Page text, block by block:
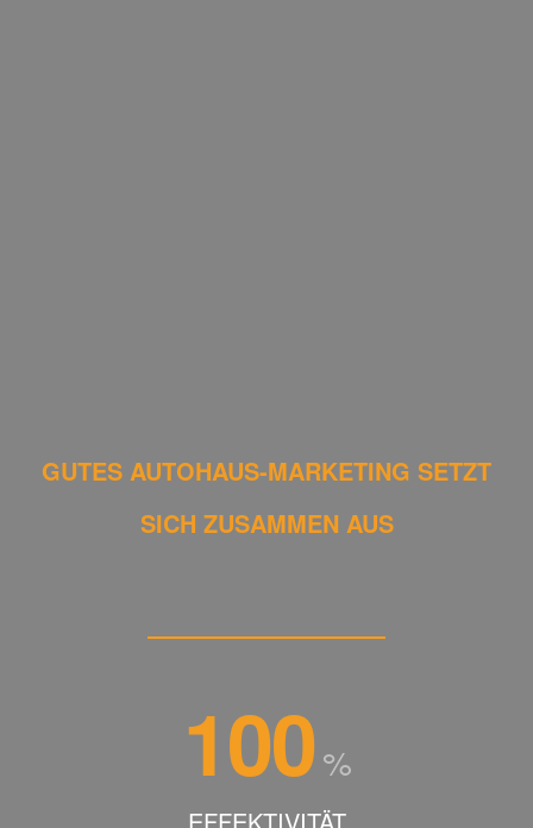
GUTES AUTOHAUS-MARKETING SETZT
SICH ZUSAMMEN AUS
100 %